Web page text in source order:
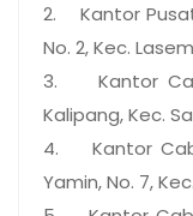
2. Kantor
No. 2, Kec.
3. Kantor
Kalipang, Kec.
4. Kantor
Yamin, No. 7,